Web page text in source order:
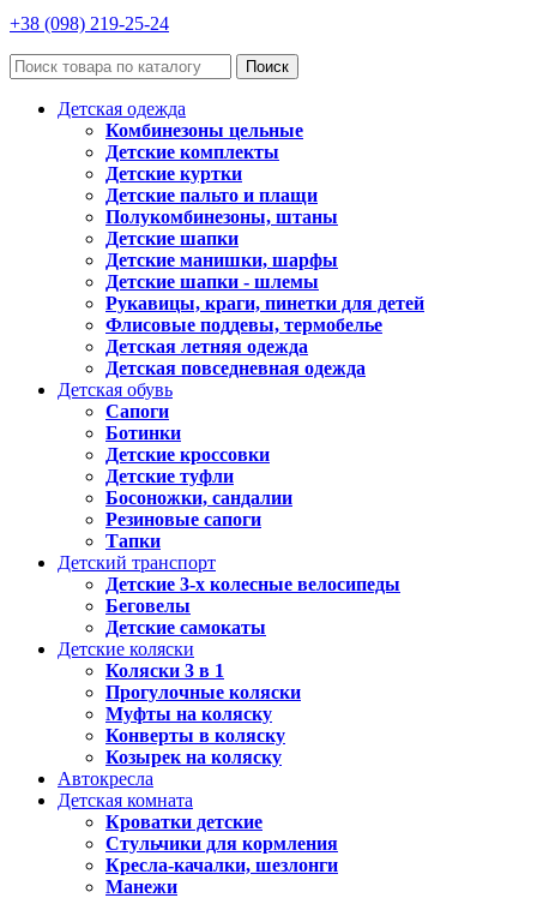
+38 (098) 219-25-24
Поиск
Детская одежда
Комбинезоны цельные
Детские комплекты
Детские куртки
Детские пальто и плащи
Полукомбинезоны, штаны
Детские шапки
Детские манишки, шарфы
Детские шапки - шлемы
Рукавицы, краги, пинетки для детей
Флисовые поддевы, термобелье
Детская летняя одежда
Детская повседневная одежда
Детская обувь
Сапоги
Ботинки
Детские кроссовки
Детские туфли
Босоножки, сандалии
Резиновые сапоги
Тапки
Детский транспорт
Детские 3-х колесные велосипеды
Беговелы
Детские самокаты
Детские коляски
Коляски 3 в 1
Прогулочные коляски
Муфты на коляску
Конверты в коляску
Козырек на коляску
Автокресла
Детская комната
Кроватки детские
Стульчики для кормления
Кресла-качалки, шезлонги
Манежи